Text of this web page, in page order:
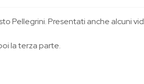
Pellegrini. Presentati anche alcuni
la terza parte.